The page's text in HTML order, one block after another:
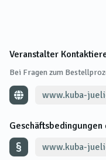
Veranstalter
Bei Fragen zum
www.kuba-
www.kuba-